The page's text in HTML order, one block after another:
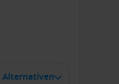
Alternativen